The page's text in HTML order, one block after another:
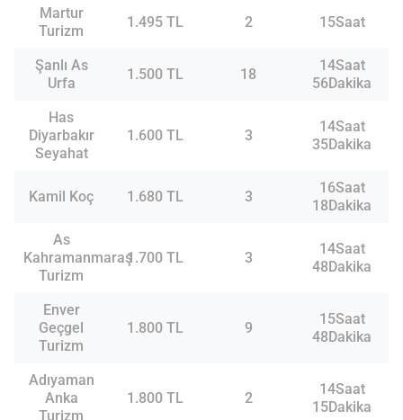
Martur
Turizm
1.495 TL 2 15Saat
Şanlı As
Urfa
1.500 TL 18
14Saat
56Dakika
Has
Diyarbakır
Seyahat
1.600 TL 3
14Saat
35Dakika
Kamil Koç 1.680 TL 3
16Saat
18Dakika
As
Kahramanmaraş
Turizm
1.700 TL 3
14Saat
48Dakika
Enver
Geçgel
Turizm
1.800 TL 9
15Saat
48Dakika
Adıyaman
Anka
Turizm
1.800 TL 2
14Saat
15Dakika